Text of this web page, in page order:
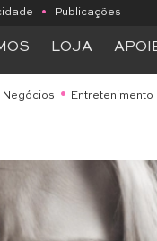
• Publicações
LOJA
Negócios Entretenimento